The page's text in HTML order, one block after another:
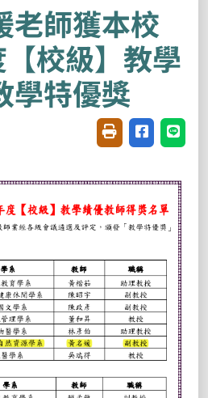
老師獲本校
校級】教學
學特優獎
友善列印(開新視
分享至臉書
分享